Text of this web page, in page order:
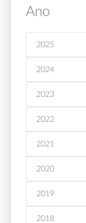
Ano
2025
2024
2023
2022
2021
2020
2019
2018